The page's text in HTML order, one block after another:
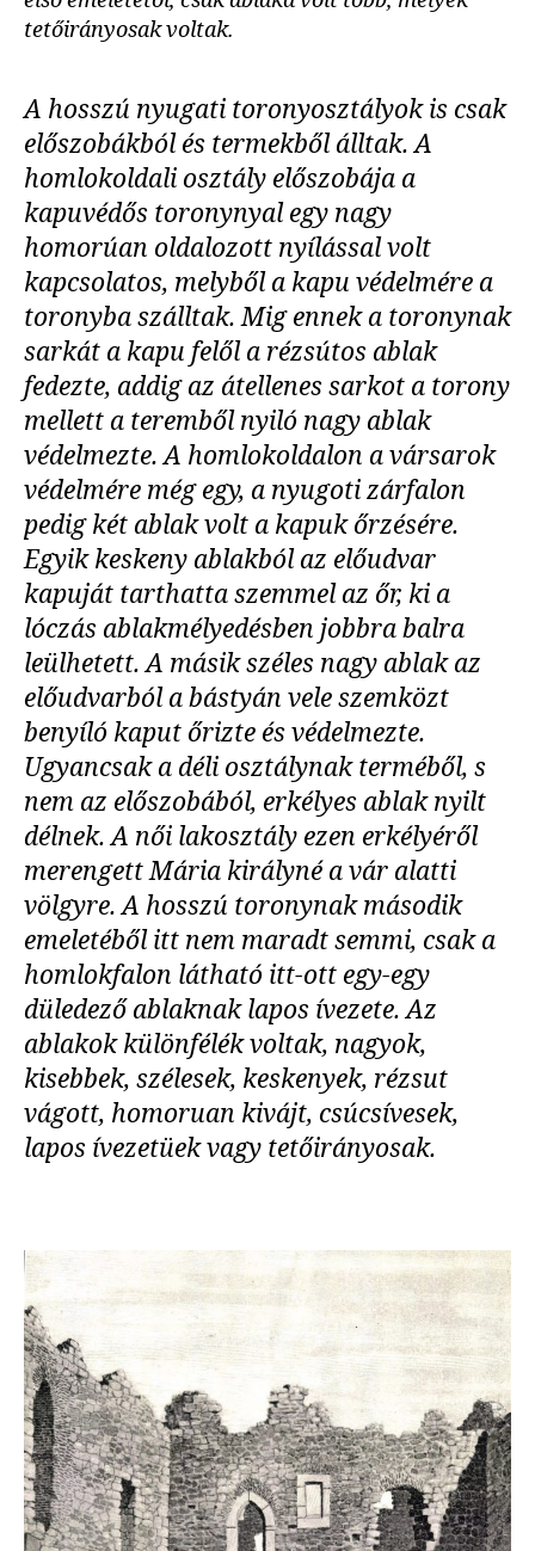
tetőirányosak voltak.
A hosszú nyugati toronyosztályok is csak
előszobákból és termekből álltak. A
homlokoldali osztály előszobája a
kapuvédős toronynyal egy nagy
homorúan oldalozott nyílással volt
kapcsolatos, melyből a kapu védelmére a
toronyba szálltak. Mig ennek a toronynak
sarkát a kapu felől a rézsútos ablak
fedezte, addig az átellenes sarkot a torony
mellett a teremből nyiló nagy ablak
védelmezte. A homlokoldalon a vársarok
védelmére még egy, a nyugoti zárfalon
pedig két ablak volt a kapuk őrzésére.
Egyik keskeny ablakból az előudvar
kapuját tarthatta szemmel az őr, ki a
lóczás ablakmélyedésben jobbra balra
leülhetett. A másik széles nagy ablak az
előudvarból a bástyán vele szemközt
benyíló kaput őrizte és védelmezte.
Ugyancsak a déli osztálynak terméből, s
nem az előszobából, erkélyes ablak nyilt
délnek. A női lakosztály ezen erkélyéről
merengett Mária királyné a vár alatti
völgyre. A hosszú toronynak második
emeletéből itt nem maradt semmi, csak a
homlokfalon látható itt-ott egy-egy
düledező ablaknak lapos ívezete. Az
ablakok különfélék voltak, nagyok,
kisebbek, szélesek, keskenyek, rézsut
vágott, homoruan kivájt, csúcsívesek,
lapos ívezetüek vagy tetőirányosak.